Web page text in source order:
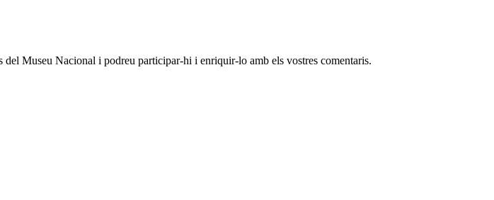
Museu Nacional i podreu participar-hi i enriquir-lo amb els vostres comentaris.